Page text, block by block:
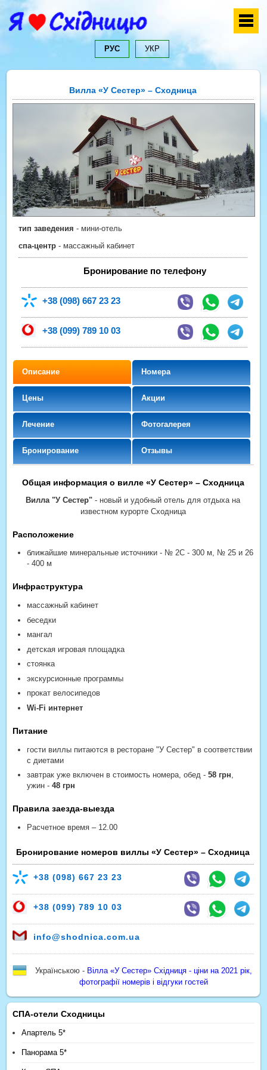
РУС УКР
Вилла «У Сестер» – Сходница
тип заведения - мини-отель
спа-центр - массажный кабинет
Бронирование по телефону
+38 (098) 667 23 23
+38 (099) 789 10 03
Описание Номера
Цены Акции
Лечение Фотогалерея
Бронирование Отзывы
Общая информация о вилле «У Сестер» – Сходница
Вилла "У Сестер" - новый и удобный отель для отдыха на
известном курорте Сходница
Расположение
ближайшие минеральные источники - № 2С - 300 м, № 25 и 26
- 400 м
Инфраструктура
массажный кабинет
беседки
мангал
детская игровая площадка
стоянка
экскурсионные программы
прокат велосипедов
Wi-Fi интернет
Питание
гости виллы питаются в ресторане "У Сестер" в соответствии
с диетами
завтрак уже включен в стоимость номера, обед -58 грн,
ужин -48 грн
Правила заезда-выезда
Расчетное время – 12.00
Бронирование номеров виллы «У Сестер» – Сходница
+38 (098) 667 23 23
+38 (099) 789 10 03
info@shodnica.com.ua
Українською - Вілла «У Сестер» Східниця - ціни на 2021 рік,
фотографії номерів і відгуки гостей
СПА-отели Сходницы
Апартель 5*
Панорама 5*